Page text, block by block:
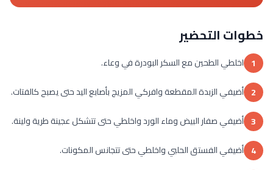
خطوات التحضير
1 اخلطي الطحين مع السكر البودرة في وعاء.
2 أضيفي الزبدة المقطعة وافركي المزيج بأصابع اليد حتى يصبح كالفتات.
3 أضيفي صفار البيض وماء الورد واخلطي حتى تتشكل عجينة طرية ولينة.
4 أضيفي الفستق الحلبي واخلطي حتى تتجانس المكونات.